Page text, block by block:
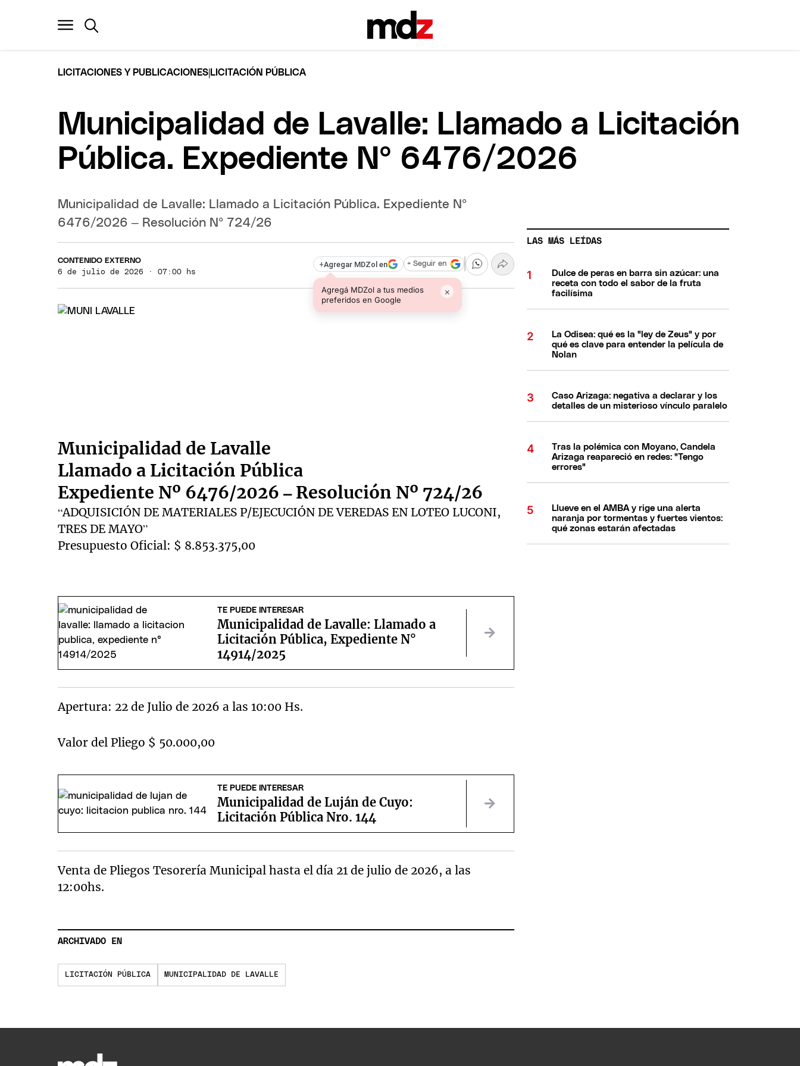
LICITACIONES Y PUBLICACIONES LICITACIÓN PÚBLICA
Municipalidad de Lavalle: Llamado a Licitación
Pública. Expediente Nº 6476/2026
Municipalidad de Lavalle: Llamado a Licitación Pública. Expediente Nº
6476/2026 – Resolución Nº 724/26
CONTENIDO EXTERNO
6 de julio de 2026 · 07:00 hs
+Agregar MDZol en
Agregá MDZol a tus medios
preferidos en Google
×
+ Seguir en
Municipalidad de Lavalle
Llamado a Licitación Pública
Expediente Nº 6476/2026 – Resolución Nº 724/26
“ADQUISICIÓN DE MATERIALES P/EJECUCIÓN DE VEREDAS EN LOTEO LUCONI,
TRES DE MAYO”
Presupuesto Oficial: $ 8.853.375,00
TE PUEDE INTERESAR
Municipalidad de Lavalle: Llamado a
Licitación Pública, Expediente N°
14914/2025
Apertura: 22 de Julio de 2026 a las 10:00 Hs.
Valor del Pliego $ 50.000,00
TE PUEDE INTERESAR
Municipalidad de Luján de Cuyo:
Licitación Pública Nro. 144
Venta de Pliegos Tesorería Municipal hasta el día 21 de julio de 2026, a las
12:00hs.
ARCHIVADO EN
LICITACIÓN PÚBLICA MUNICIPALIDAD DE LAVALLE
LAS MÁS LEÍDAS
Dulce de peras en barra sin azúcar: una
receta con todo el sabor de la fruta
facilísima
La Odisea: qué es la "ley de Zeus" y por
qué es clave para entender la película de
Nolan
Caso Arizaga: negativa a declarar y los
detalles de un misterioso vínculo paralelo
Tras la polémica con Moyano, Candela
Arizaga reapareció en redes: "Tengo
errores"
Llueve en el AMBA y rige una alerta
naranja por tormentas y fuertes vientos:
qué zonas estarán afectadas